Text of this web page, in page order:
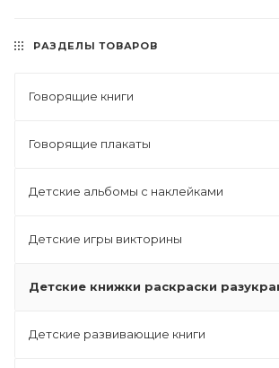
РАЗДЕЛЫ ТОВАРОВ
Говорящие книги
Говорящие плакаты
Детские альбомы с наклейками
Детские игры викторины
Детские книжки раскраски
Детские развивающие книги